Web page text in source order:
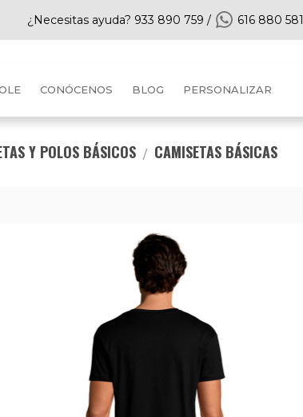
¿Necesitas ayuda? 933 890 759 / 616 880 581
CONÓCENOS BLOG PERSONALIZAR
Y POLOS BÁSICOS CAMISETAS BÁSICAS